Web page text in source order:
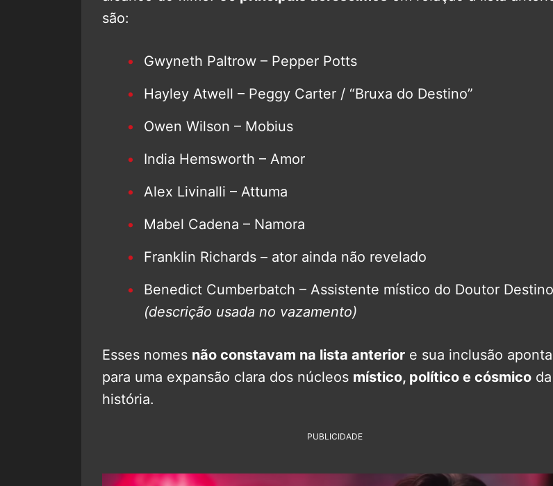
são:
Gwyneth Paltrow – Pepper Potts
Hayley Atwell – Peggy Carter / “Bruxa do Destino”
Owen Wilson – Mobius
India Hemsworth – Amor
Alex Livinalli – Attuma
Mabel Cadena – Namora
Franklin Richards – ator ainda não revelado
Benedict Cumberbatch – Assistente místico do Doutor Destino
(descrição usada no vazamento)
Esses nomes não constavam na lista anterior e sua inclusão aponta
para uma expansão clara dos núcleos místico, político e cósmico da
história.
PUBLICIDADE